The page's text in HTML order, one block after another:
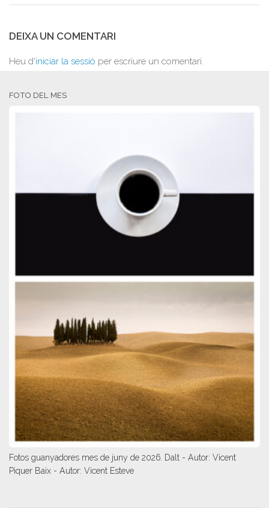
DEIXA UN COMENTARI
Heu d'iniciar la sessió per escriure un comentari.
FOTO DEL MES
Fotos guanyadores mes de juny de 2026. Dalt - Autor: Vicent
Piquer Baix - Autor: Vicent Esteve